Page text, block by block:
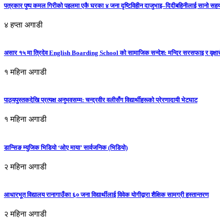
पत्रकार पुष्प कमल गिरीको पहलमा एकै घरका ४ जना दृष्टिविहीन दाजुभाइ–दिदीबहिनीलाई सानो
४ हप्ता अगाडी
असार १५ मा त्रिदेव English Boarding School को सामाजिक सन्देश: मन्दिर सरसफाइ र
१ महिना अगाडी
पाठ्यपुस्तकदेखि प्रत्यक्ष अनुभवसम्म: चन्द्रवीर वलीसँग विद्यार्थीहरूको प्रेरणादायी भेटघाट
१ महिना अगाडी
डान्सिङ म्युजिक भिडियो ‘ओए माया’ सार्वजनिक (भिडियो)
२ महिना अगाडी
आधारभूत विद्यालय रानागाउँका ६० जना विद्यार्थीलाई विवेक योगीद्वारा शैक्षिक सामग्री हस्तान्तरण
२ महिना अगाडी